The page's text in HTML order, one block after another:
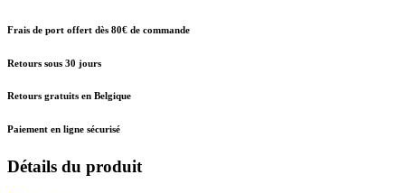
Frais de port offert dès 80€ de commande
Retours sous 30 jours
Retours gratuits en Belgique
Paiement en ligne sécurisé
Détails du produit